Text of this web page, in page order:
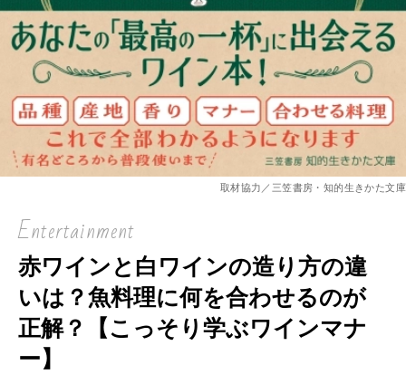
取材協力／三笠書房・知的生きかた文庫
Entertainment
赤ワインと白ワインの造り方の違
いは？魚料理に何を合わせるのが
正解？【こっそり学ぶワインマナ
ー】